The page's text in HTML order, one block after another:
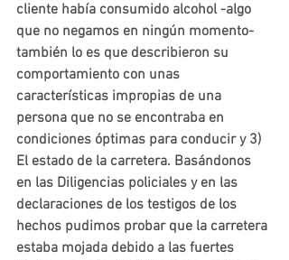
cliente había consumido alcohol -algo
que no negamos en ningún momento-
también lo es que describieron su
comportamiento con unas
características impropias de una
persona que no se encontraba en
condiciones óptimas para conducir y 3)
El estado de la carretera. Basándonos
en las Diligencias policiales y en las
declaraciones de los testigos de los
hechos pudimos probar que la carretera
estaba mojada debido a las fuertes